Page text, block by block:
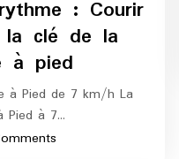
: Courir
clé de la
à pied
à Pied de 7 km/h La
Pied à 7…